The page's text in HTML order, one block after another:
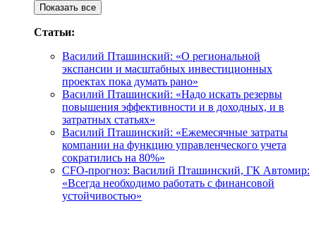
Показать все
Статьи:
Василий Пташинский: «О региональной
экспансии и масштабных инвестиционных
проектах пока думать рано»
Василий Пташинский: «Надо искать резервы
повышения эффективности и в доходных, и в
затратных статьях»
Василий Пташинский: «Ежемесячные затраты
компании на функцию управленческого учета
сократились на 80%»
CFO-прогноз: Василий Пташинский, ГК Автомир:
«Всегда необходимо работать с финансовой
устойчивостью»